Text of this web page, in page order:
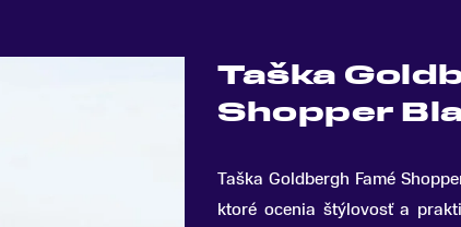
Taška
Shopper
Taška Goldbergh Famé
ktoré ocenia štýlovosť a